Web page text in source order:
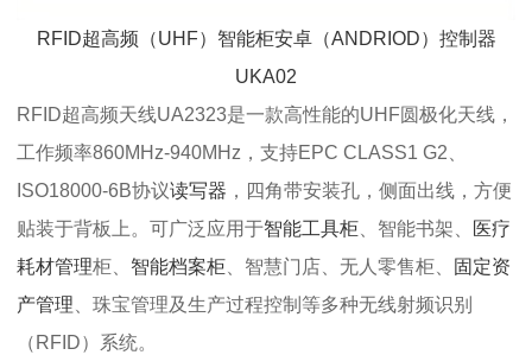
RFID超高频（UHF）智能柜安卓（ANDRIOD）控制器
UKA02
RFID超高频天线UA2323是一款高性能的UHF圆极化天线，
工作频率860MHz-940MHz，支持EPC CLASS1 G2、
ISO18000-6B协议读写器 ，四角带安装孔，侧面出线，方便
贴装于背板上。可广泛应用于智能工具柜 、智能书架、
医疗
耗材管理柜、 智能档案柜 、智慧门店、无人零售柜、
固定资
产管理 、珠宝管理及生产过程控制等多种无线射频识别
（RFID）系统。